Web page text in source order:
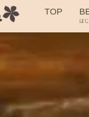
TOP
は